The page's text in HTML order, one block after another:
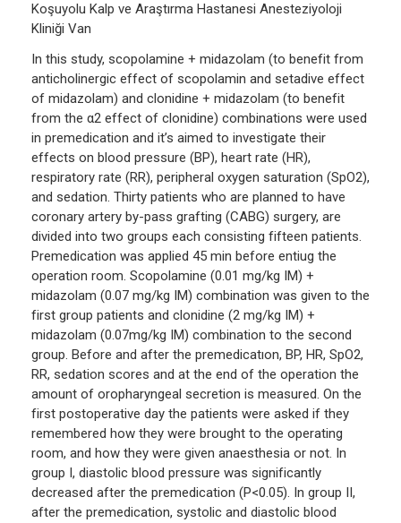
Koşuyolu Kalp ve Araştırma Hastanesi Anesteziyoloji
Kliniği Van
In this study, scopolamine + midazolam (to benefit from
anticholinergic effect of scopolamin and setadive effect
of midazolam) and clonidine + midazolam (to benefit
from the α2 effect of clonidine) combinations were used
in premedication and it’s aimed to investigate their
effects on blood pressure (BP), heart rate (HR),
respiratory rate (RR), peripheral oxygen saturation (SpO2),
and sedation. Thirty patients who are planned to have
coronary artery by-pass grafting (CABG) surgery, are
divided into two groups each consisting fifteen patients.
Premedication was applied 45 min before entiug the
operation room. Scopolamine (0.01 mg/kg IM) +
midazolam (0.07 mg/kg IM) combination was given to the
first group patients and clonidine (2 mg/kg IM) +
midazolam (0.07mg/kg IM) combination to the second
group. Before and after the premedicatıon, BP, HR, SpO2,
RR, sedation scores and at the end of the operation the
amount of oropharyngeal secretion is measured. On the
first postoperative day the patients were asked if they
remembered how they were brought to the operating
room, and how they were given anaesthesia or not. In
group I, diastolic blood pressure was significantly
decreased after the premedication (P<0.05). In group II,
after the premedication, systolic and diastolic blood